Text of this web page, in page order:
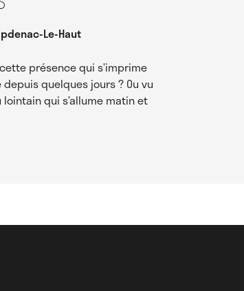
Le-Haut
présence qui s’imprime
quelques jours ? Ou vu
qui s’allume matin et